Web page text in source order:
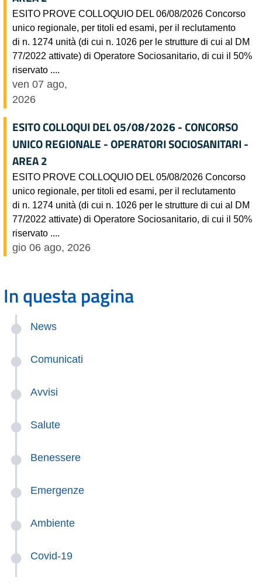
ESITO PROVE COLLOQUIO DEL 06/08/2026 Concorso
unico regionale, per titoli ed esami, per il reclutamento
di n. 1274 unità (di cui n. 1026 per le strutture di cui al DM
77/2022 attivate) di Operatore Sociosanitario, di cui il 50%
riservato ....
ven 07 ago,
2026
ESITO COLLOQUI DEL 05/08/2026 - CONCORSO
UNICO REGIONALE - OPERATORI SOCIOSANITARI -
AREA 2
ESITO PROVE COLLOQUIO DEL 05/08/2026 Concorso
unico regionale, per titoli ed esami, per il reclutamento
di n. 1274 unità (di cui n. 1026 per le strutture di cui al DM
77/2022 attivate) di Operatore Sociosanitario, di cui il 50%
riservato ....
gio 06 ago, 2026
In questa pagina
News
Comunicati
Avvisi
Salute
Benessere
Emergenze
Ambiente
Covid-19